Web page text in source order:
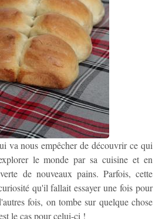
va nous empêcher de découvrir ce qui
le monde par sa cuisine et en
de nouveaux pains. Parfois, cette
qu'il fallait essayer une fois pour
fois, on tombe sur quelque chose
le cas pour celui-ci !